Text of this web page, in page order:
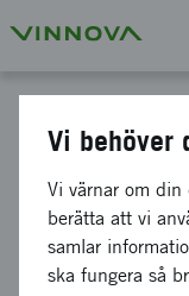
Policy
och
Vi behöver
Vi värnar om
berätta att vi
samlar
ska fungera så